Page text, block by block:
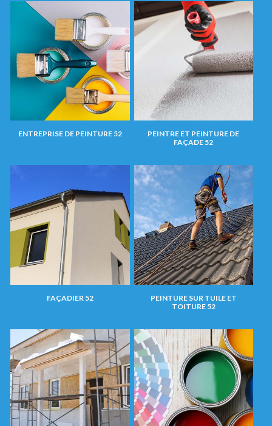
ENTREPRISE DE PEINTURE 52
PEINTRE ET PEINTURE DE
FAÇADE 52
FAÇADIER 52
PEINTURE SUR TUILE ET
TOITURE 52